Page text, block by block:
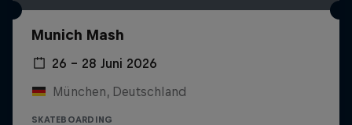
Munich Mash
26 – 28 Juni 2026
München, Deutschland
SKATEBOARDING